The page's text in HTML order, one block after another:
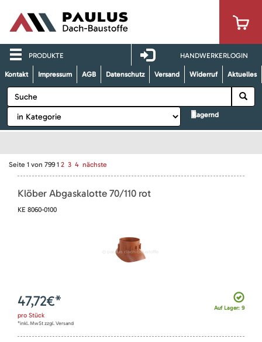
PRODUKTE HANDWERKERLOGIN
Kontakt Impressum AGB Datenschutz Versand Widerruf Aktuelles
lagernd
Seite 1 von 799 1 2 3 4 nächste
Klöber Abgaskalotte 70/110 rot
KE 8060-0100
Auf Lager: 9
47,72€*
pro Stück
*inkl. MwSt zzgl. Versand